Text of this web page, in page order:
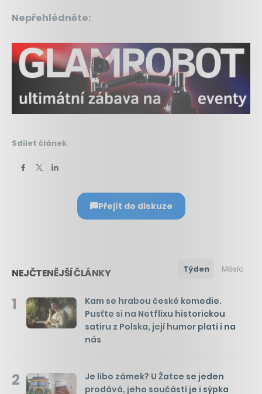
Nepřehlédněte:
Sdílet článek
Přejít do diskuze
NEJČTENĚJŠÍ ČLÁNKY Týden Měsíc
1
Kam se hrabou české komedie.
Pusťte si na Netflixu historickou
satiru z Polska, její humor platí i na
nás
2
Je libo zámek? U Žatce se jeden
prodává, jeho součástí je i sýpka